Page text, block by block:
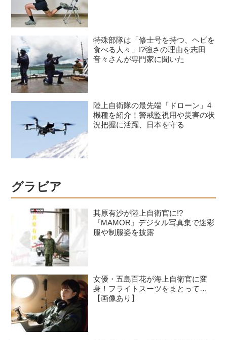
特殊部隊は「修士号を持つ、ヘビを
食べる人々」!?強さの理由を志田
音々さんが専門家に聞いた
陸上自衛隊の最先端「ドローン」4
機種を紹介！警戒監視用や災害の状
況把握に活躍、日本を守る
グラビア
其原有沙が陸上自衛官に!?
『MAMOR』デジタル写真集で迷彩
服や制服姿を披露
女優・五島百花が海上自衛官に変
身！フライトスーツをまとって…
【画像あり】